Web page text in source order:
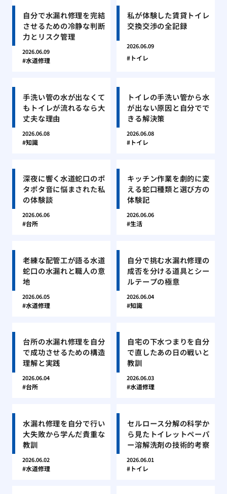
自分で水漏れ修理を完結
させるための冷静な判断
力とリスク管理
2026.06.09
水道修理
私が体験した賃貸トイレ
交換交渉の全記録
2026.06.09
トイレ
手洗い管の水が出なくて
もトイレが流れるなら大
丈夫な理由
2026.06.08
知識
トイレの手洗い管から水
が出ない原因と自分でで
きる解決策
2026.06.08
トイレ
深夜に響く水道蛇口のポ
タポタ音に悩まされた私
の体験談
2026.06.06
台所
キッチン作業を劇的に変
える蛇口種類と選び方の
体験記
2026.06.06
生活
老練な配管工が語る水道
蛇口の水漏れと職人の意
地
2026.06.05
水道修理
自分で挑む水漏れ修理の
成否を分ける道具とシー
ルテープの極意
2026.06.04
知識
台所の水漏れ修理を自分
で成功させるための構造
理解と実践
2026.06.04
台所
自宅の下水つまりを自分
で直したあの日の戦いと
教訓
2026.06.03
水道修理
水漏れ修理を自分で行い
大失敗から学んだ貴重な
教訓
2026.06.02
水道修理
セルロース分解の科学か
ら見たトイレットペーパ
ー溶解洗剤の技術的考察
2026.06.01
トイレ